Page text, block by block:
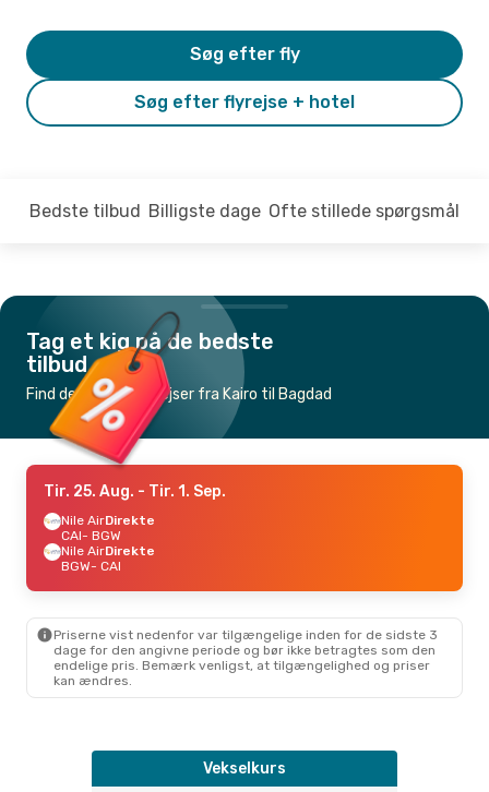
Søg efter flyrejse + hotel
Søg efter fly
Bedste tilbud Billigste dage Ofte stillede spørgsmål
Tag et kig på de bedste
tilbud
Find de billigste flyrejser fra Kairo til Bagdad
Tir. 25. Aug. - Tir. 1. Sep.
Nile AirDirekte
CAI- BGW
Nile AirDirekte
BGW- CAI
Priserne vist nedenfor var tilgængelige inden for de sidste 3
dage for den angivne periode og bør ikke betragtes som den
endelige pris. Bemærk venligst, at tilgængelighed og priser
kan ændres.
Vekselkurs